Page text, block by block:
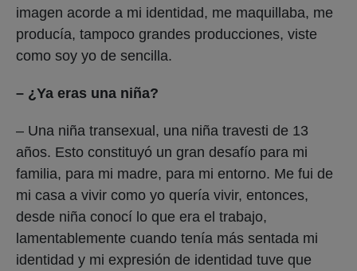
imagen acorde a mi identidad, me maquillaba, me
producía, tampoco grandes producciones, viste
como soy yo de sencilla.
– ¿Ya eras una niña?
– Una niña transexual, una niña travesti de 13
años. Esto constituyó un gran desafío para mi
familia, para mi madre, para mi entorno. Me fui de
mi casa a vivir como yo quería vivir, entonces,
desde niña conocí lo que era el trabajo,
lamentablemente cuando tenía más sentada mi
identidad y mi expresión de identidad tuve que